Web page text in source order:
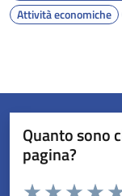
Attività economiche
Quanto sono
pagina?
Valuta da 1 a 5 stelle